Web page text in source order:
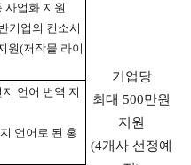
사업화 지원
기업의 컨소시
원(저작물 라이
기업당
최대 500만원
지원
(4개사 선정예
언어 번역 지
언어로 된 홍